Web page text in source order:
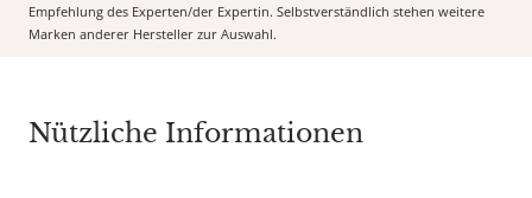
Empfehlung des Experten/der Expertin. Selbstverständlich stehen weitere
Marken anderer Hersteller zur Auswahl.
Nützliche Informationen